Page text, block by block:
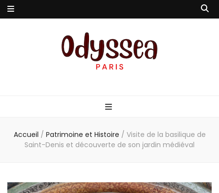
Accueil / Patrimoine et Histoire / Visite de la basilique de
Saint-Denis et découverte de son jardin médiéval